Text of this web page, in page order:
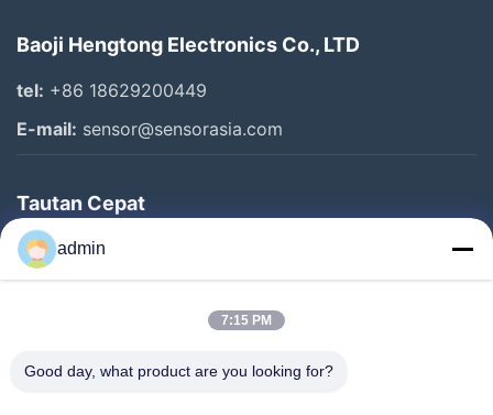
Baoji Hengtong Electronics Co., LTD
tel: +86 18629200449
E-mail: sensor@sensorasia.com
Tautan Cepat
Rumah
Produk
Tentang Kami
admin
7:15 PM
Good day, what product are you looking for?